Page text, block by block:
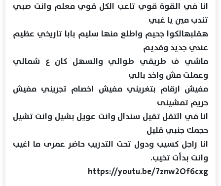
انا في القوة قوي تاعب الكل قوي معلم وانت صبي
تندب مين يا غبي
هقلبهالكوا جحيم واطلع منها سليم بابا تاريخي عظيم
عندي جديد وقديم
ماشي ف طريقي طوالي والسهل كان ع شمالي
وعملت مش واخد بالي
مفيش ارقام بتغريني مفيش اخصام تجريني مفيش
حريم تمشينى
انا في التقل تقيل سندال وانت عويل بشيل وانت تشيل
حجمك جنبي قليل
انا راجل كسيب ودول تحت التدريب حاضر عمرى ما اغيب
وانت بدأت تخيب.
https://youtu.be/7znw2Of6cxg